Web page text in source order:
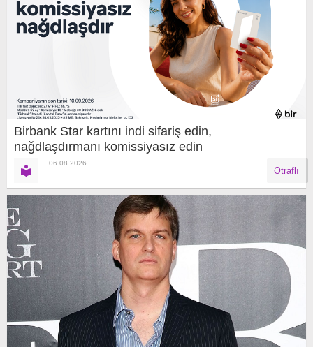
Birbank Star kartını indi sifariş edin,
nağdlaşdırmanı komissiyasız edin
06.08.2026
Ətraflı